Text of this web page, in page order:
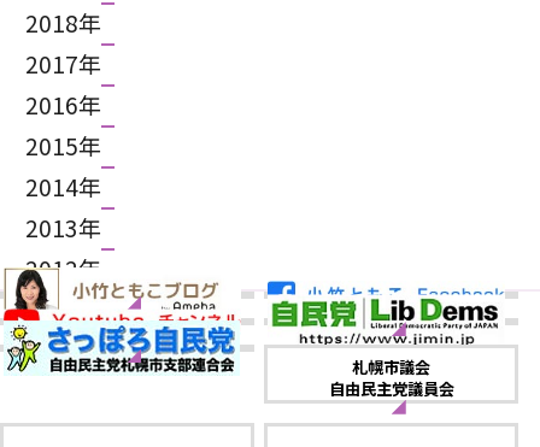
2018年
2017年
2016年
2015年
2014年
2013年
2012年
札幌市議会
自由民主党議員会